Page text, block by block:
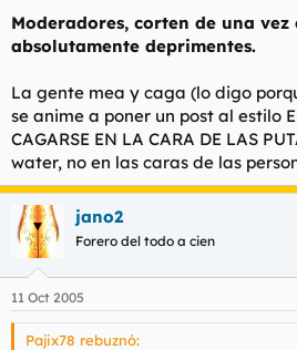
Moderadores, corten de una vez
absolutamente deprimentes.
La gente mea y caga (lo digo
se anime a poner un post al estilo
CAGARSE EN LA CARA DE LAS
water, no en las caras de las
jano2
Forero del todo a cien
11 Oct 2005
Pajix78 rebuznó: